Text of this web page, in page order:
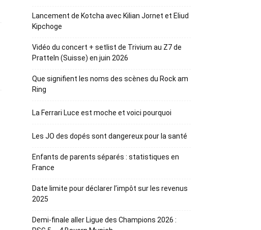
Lancement de Kotcha avec Kilian Jornet et Eliud
Kipchoge
Vidéo du concert + setlist de Trivium au Z7 de
Pratteln (Suisse) en juin 2026
Que signifient les noms des scènes du Rock am
Ring
La Ferrari Luce est moche et voici pourquoi
Les JO des dopés sont dangereux pour la santé
Enfants de parents séparés : statistiques en
France
Date limite pour déclarer l’impôt sur les revenus
2025
Demi-finale aller Ligue des Champions 2026 :